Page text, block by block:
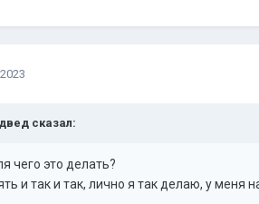
сказал:
чего это делать?
и так и так, лично я так делаю, у